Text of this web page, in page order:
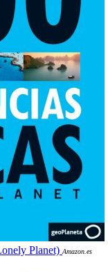
Planet) Amazon.es